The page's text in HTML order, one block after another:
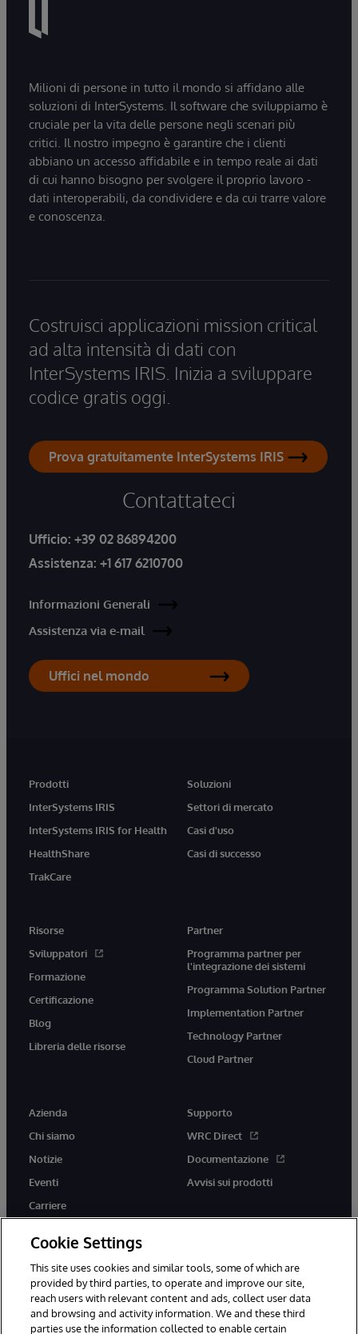
Milioni di persone in tutto il mondo si affidano alle
soluzioni di InterSystems. Il software che sviluppiamo è
cruciale per la vita delle persone negli scenari più
critici. Il nostro impegno è garantire che i clienti
abbiano un accesso affidabile e in tempo reale ai dati
di cui hanno bisogno per svolgere il proprio lavoro -
dati interoperabili, da condividere e da cui trarre valore
e conoscenza.
Costruisci applicazioni mission critical
ad alta intensità di dati con
InterSystems IRIS. Inizia a sviluppare
codice gratis oggi.
Prova gratuitamente InterSystems IRIS
Contattateci
Ufficio: +39 02 86894200
Assistenza: +1 617 6210700
Informazioni Generali
Assistenza via e-mail
Uffici nel mondo
Prodotti
InterSystems IRIS
InterSystems IRIS for Health
HealthShare
TrakCare
Soluzioni
Settori di mercato
Casi d'uso
Casi di successo
Risorse
Sviluppatori
Formazione
Certificazione
Blog
Libreria delle risorse
Partner
Programma partner per
l'integrazione dei sistemi
Programma Solution Partner
Implementation Partner
Technology Partner
Cloud Partner
Azienda
Chi siamo
Notizie
Eventi
Carriere
Supporto
WRC Direct
Documentazione
Avvisi sui prodotti
twitter youtubefacebooklinkedin
Cookie Settings
This site uses cookies and similar tools, some of which are
provided by third parties, to operate and improve our site,
reach users with relevant content and ads, collect user data
and browsing and activity information. We and these third
parties use the information collected to enable certain